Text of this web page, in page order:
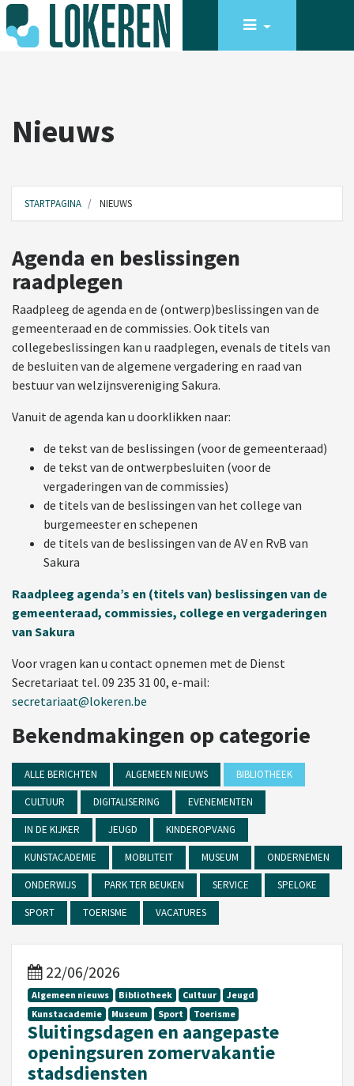
Nieuws
STARTPAGINA NIEUWS
Agenda en beslissingen
raadplegen
Raadpleeg de agenda en de (ontwerp)beslissingen van de
gemeenteraad en de commissies. Ook titels van
collegebeslissingen kan u raadplegen, evenals de titels van
de besluiten van de algemene vergadering en raad van
bestuur van welzijnsvereniging Sakura.
Vanuit de agenda kan u doorklikken naar:
de tekst van de beslissingen (voor de gemeenteraad)
de tekst van de ontwerpbesluiten (voor de
vergaderingen van de commissies)
de titels van de beslissingen van het college van
burgemeester en schepenen
de titels van de beslissingen van de AV en RvB van
Sakura
Raadpleeg agenda’s en (titels van) beslissingen van de
gemeenteraad, commissies, college en vergaderingen
van Sakura
Voor vragen kan u contact opnemen met de Dienst
Secretariaat tel. 09 235 31 00, e-mail:
secretariaat@lokeren.be
Bekendmakingen op categorie
ALLE BERICHTEN ALGEMEEN NIEUWS BIBLIOTHEEK
CULTUUR DIGITALISERING EVENEMENTEN
IN DE KIJKER JEUGD KINDEROPVANG
KUNSTACADEMIE MOBILITEIT MUSEUM ONDERNEMEN
ONDERWIJS PARK TER BEUKEN SERVICE SPELOKE
SPORT TOERISME VACATURES
22/06/2026
Algemeen nieuws Bibliotheek Cultuur
Jeugd
Kunstacademie
Museum Sport Toerisme
Sluitingsdagen en aangepaste
openingsuren zomervakantie
stadsdiensten